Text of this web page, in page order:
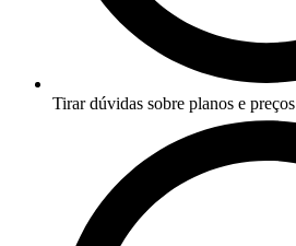
Tirar dúvidas sobre planos e preços